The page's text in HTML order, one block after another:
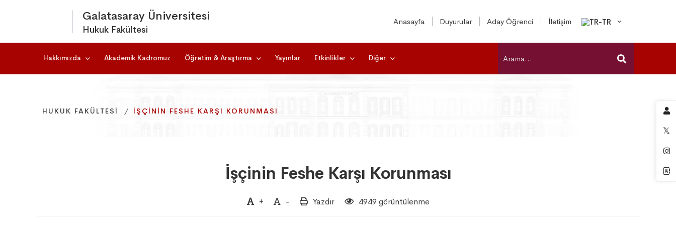
Galatasaray Üniversitesi
Hukuk Fakültesi
Anasayfa Duyurular Aday Öğrenci İletişim
Hakkımızda Akademik Kadromuz Öğretim & Araştırma Yayınlar Etkinlikler Diğer
HUKUK FAKÜLTESI İŞÇININ FESHE KARŞI KORUNMASI
HUKUK FAKÜLTESI İŞÇININ FESHE KARŞI KORUNMASI
HUKUK FAKÜLTESI İŞÇININ FESHE KARŞI KORUNMASI
İşçinin Feshe Karşı Korunması
+ - Yazdır 4949 görüntülenme